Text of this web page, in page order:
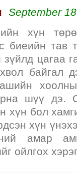
September
хүн
биеийн тав
зүйлд цагаа
байгал
шүү дэ.
хүн бол
хүн
амар
ойлгох